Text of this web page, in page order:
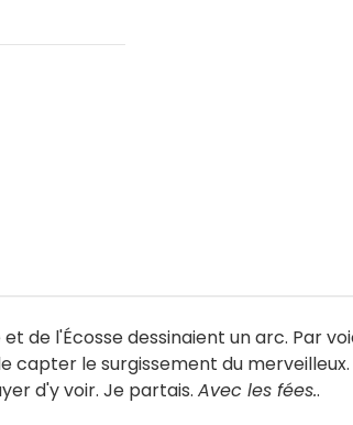
de l'Écosse dessinaient un arc. Par
le surgissement du merveilleux.
d'y voir. Je partais. Avec les fées..